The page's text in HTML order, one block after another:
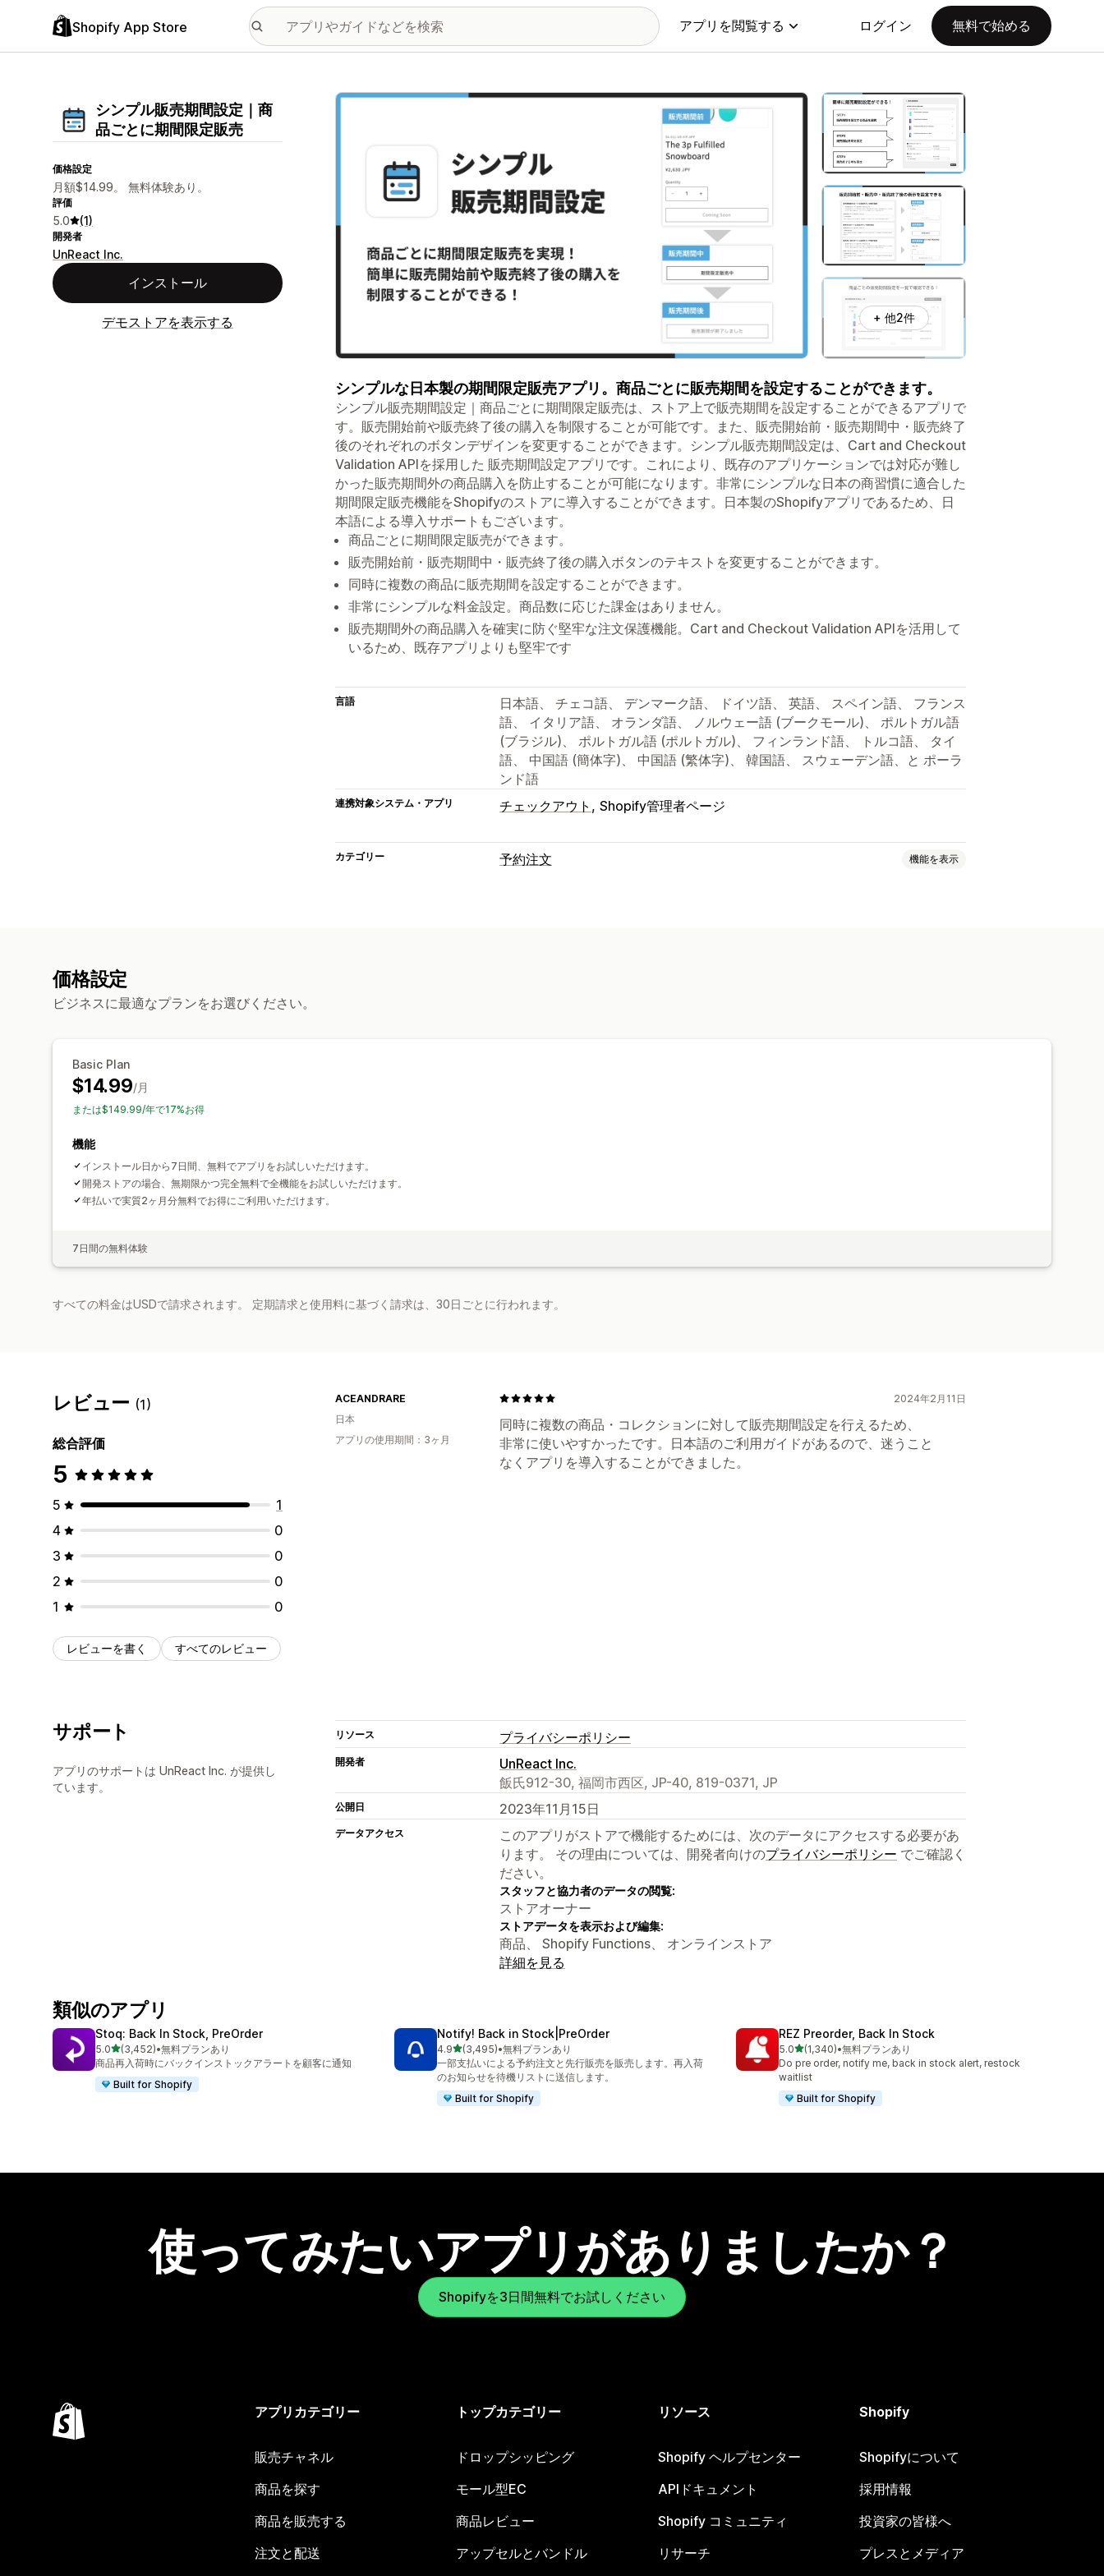
Shopify App Store アプリを閲覧する ログイン 無料で始める
シンプル販売期間設定｜商
品ごとに期間限定販売
価格設定
月額$14.99。 無料体験あり。
評価
5.0 (1)
開発者
UnReact Inc.
インストール
デモストアを表示する
特集の画像ギャラリー
+ 他2件
シンプルな日本製の期間限定販売アプリ。商品ごとに販売期間を設定することができます。
シンプル販売期間設定｜商品ごとに期間限定販売は、ストア上で販売期間を設定することができるアプリで
す。販売開始前や販売終了後の購入を制限することが可能です。また、販売開始前・販売期間中・販売終了
後のそれぞれのボタンデザインを変更することができます。シンプル販売期間設定は、Cart and Checkout
Validation APIを採用した 販売期間設定アプリです。これにより、既存のアプリケーションでは対応が難し
かった販売期間外の商品購入を防止することが可能になります。非常にシンプルな日本の商習慣に適合した
期間限定販売機能をShopifyのストアに導入することができます。日本製のShopifyアプリであるため、日
本語による導入サポートもございます。
商品ごとに期間限定販売ができます。
販売開始前・販売期間中・販売終了後の購入ボタンのテキストを変更することができます。
同時に複数の商品に販売期間を設定することができます。
非常にシンプルな料金設定。商品数に応じた課金はありません。
販売期間外の商品購入を確実に防ぐ堅牢な注文保護機能。Cart and Checkout Validation APIを活用して
いるため、既存アプリよりも堅牢です
言語
日本語、 チェコ語、 デンマーク語、 ドイツ語、 英語、 スペイン語、 フランス
語、 イタリア語、 オランダ語、 ノルウェー語 (ブークモール)、 ポルトガル語
(ブラジル)、 ポルトガル語 (ポルトガル)、 フィンランド語、 トルコ語、 タイ
語、 中国語 (簡体字)、 中国語 (繁体字)、 韓国語、 スウェーデン語、と ポーラ
ンド語
連携対象システム・アプリ チェックアウト Shopify管理者ページ
カテゴリー 予約注文 機能を表示
価格設定
ビジネスに最適なプランをお選びください。
Basic Plan
$14.99/月
または$149.99/年で17%お得
機能
インストール日から7日間、無料でアプリをお試しいただけます。
開発ストアの場合、無期限かつ完全無料で全機能をお試しいただけます。
年払いで実質2ヶ月分無料でお得にご利用いただけます。
7日間の無料体験
すべての料金はUSDで請求されます。 定期請求と使用料に基づく請求は、30日ごとに行われます。
レビュー (1)
総合評価
5
5
1
4
0
3
0
2
0
1
0
レビューを書く すべてのレビュー
2024年2月11日
同時に複数の商品・コレクションに対して販売期間設定を行えるため、
非常に使いやすかったです。日本語のご利用ガイドがあるので、迷うこと
なくアプリを導入することができました。
ACEANDRARE
日本
アプリの使用期間：3ヶ月
サポート
アプリのサポートは UnReact Inc. が提供し
ています。
リソース プライバシーポリシー
開発者
UnReact Inc.
飯氏912-30, 福岡市西区, JP-40, 819-0371, JP
公開日 2023年11月15日
データアクセス
このアプリがストアで機能するためには、次のデータにアクセスする必要があ
ります。 その理由については、開発者向けのプライバシーポリシー でご確認く
ださい。
スタッフと協力者のデータの閲覧:
ストアオーナー
ストアデータを表示および編集:
商品、 Shopify Functions、 オンラインストア
詳細を見る
類似のアプリ
Stoq: Back In Stock, PreOrder
5.05つ星中
(3,452)
合計レビュー数：3452件
•無料プランあり
商品再入荷時にバックインストックアラートを顧客に通知
Built for Shopify
Notify! Back in Stock|PreOrder
4.95つ星中
(3,495)
合計レビュー数：3495件
•無料プランあり
一部支払いによる予約注文と先行販売を販売します。再入荷
のお知らせを待機リストに送信します。
Built for Shopify
REZ Preorder, Back In Stock
5.05つ星中
(1,340)
合計レビュー数：1340件
•無料プランあり
Do pre order, notify me, back in stock alert, restock
waitlist
Built for Shopify
使ってみたいアプリがありましたか？
Shopifyを3日間無料でお試しください
アプリカテゴリー
販売チャネル
商品を探す
商品を販売する
注文と配送
トップカテゴリー
ドロップシッピング
モール型EC
商品レビュー
アップセルとバンドル
リソース
Shopify ヘルプセンター
APIドキュメント
Shopify コミュニティ
リサーチ
Shopify
Shopifyについて
採用情報
投資家の皆様へ
プレスとメディア